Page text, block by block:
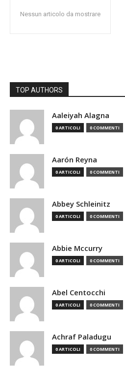
Nessun articolo da mostrare
TOP AUTHORS
Aaleiyah Alagna
0 ARTICOLI 0 COMMENTI
Aarón Reyna
0 ARTICOLI 0 COMMENTI
Abbey Schleinitz
0 ARTICOLI 0 COMMENTI
Abbie Mccurry
0 ARTICOLI 0 COMMENTI
Abel Centocchi
0 ARTICOLI 0 COMMENTI
Achraf Paladugu
0 ARTICOLI 0 COMMENTI